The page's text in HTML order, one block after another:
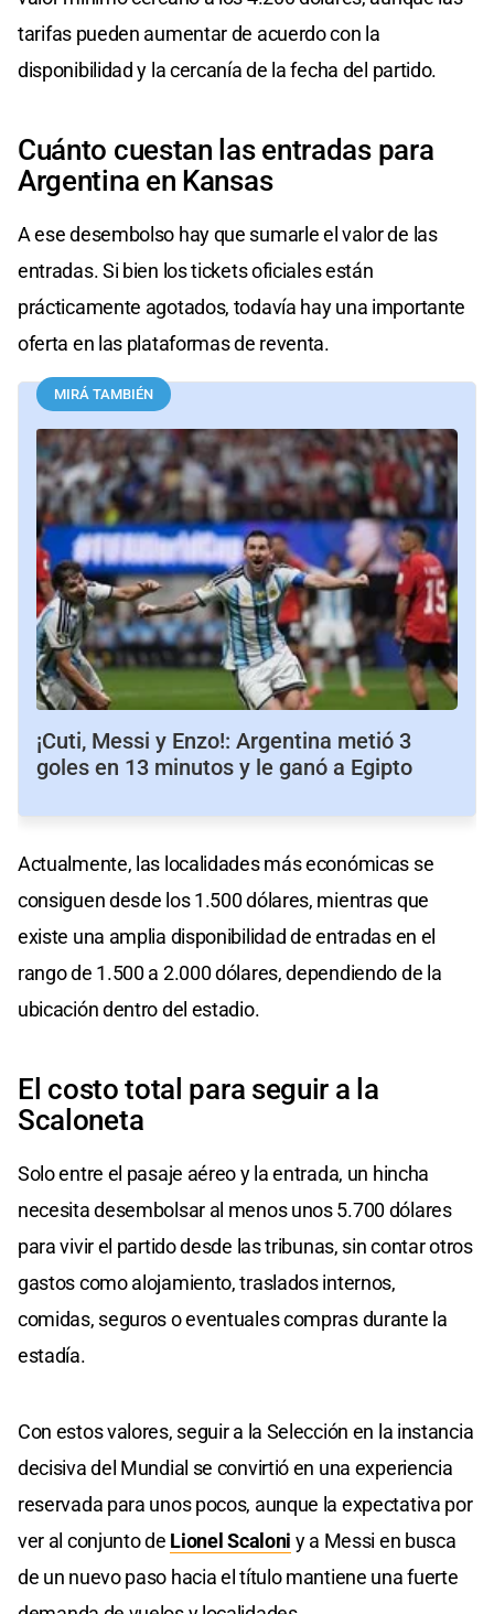
tarifas pueden aumentar de acuerdo con la
disponibilidad y la cercanía de la fecha del partido.
Cuánto cuestan las entradas para
Argentina en Kansas
A ese desembolso hay que sumarle el valor de las
entradas. Si bien los tickets oficiales están
prácticamente agotados, todavía hay una importante
oferta en las plataformas de reventa.
MIRÁ TAMBIÉN
¡Cuti, Messi y Enzo!: Argentina metió 3
goles en 13 minutos y le ganó a Egipto
Actualmente, las localidades más económicas se
consiguen desde los 1.500 dólares, mientras que
existe una amplia disponibilidad de entradas en el
rango de 1.500 a 2.000 dólares, dependiendo de la
ubicación dentro del estadio.
El costo total para seguir a la
Scaloneta
Solo entre el pasaje aéreo y la entrada, un hincha
necesita desembolsar al menos unos 5.700 dólares
para vivir el partido desde las tribunas, sin contar otros
gastos como alojamiento, traslados internos,
comidas, seguros o eventuales compras durante la
estadía.
Con estos valores, seguir a la Selección en la instancia
decisiva del Mundial se convirtió en una experiencia
reservada para unos pocos, aunque la expectativa por
ver al conjunto de Lionel Scaloni y a Messi en busca
de un nuevo paso hacia el título mantiene una fuerte